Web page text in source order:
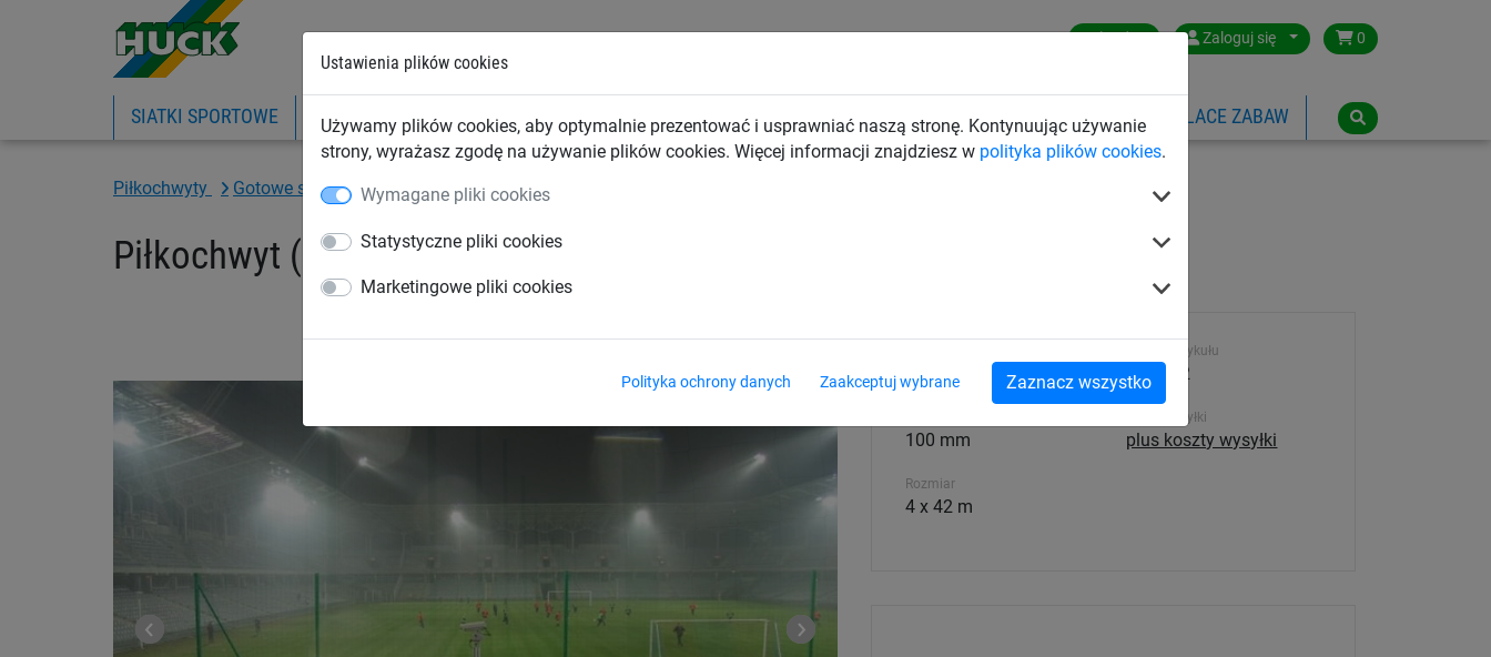
Ustawienia plików cookies
Używamy plików cookies, aby optymalnie prezentować i usprawniać naszą stronę. Kontynuując używanie
strony, wyrażasz zgodę na używanie plików cookies. Więcej informacji znajdziesz w polityka plików cookies.
Wymagane pliki cookies
Statystyczne pliki cookies
Marketingowe pliki cookies
Polityka ochrony danych Zaakceptuj wybrane Zaznacz wszystko
Poland Zaloguj się 0
SIATKI SPORTOWE PIŁKOCHWYTY SIATKI PRZEMYSŁOWE SIATKI BUDOWLANE SIATKI TRANSPORTOWE LINOWE PLACE ZABAW
Piłkochwyty Gotowe systemy piłkochwytów
Piłkochwyt (4 x 42 m)
3 mm
100 mm
Rozmiar
4 x 42 m
Numer artykułu
732-442
Koszt wysyłki
plus koszty wysyłki